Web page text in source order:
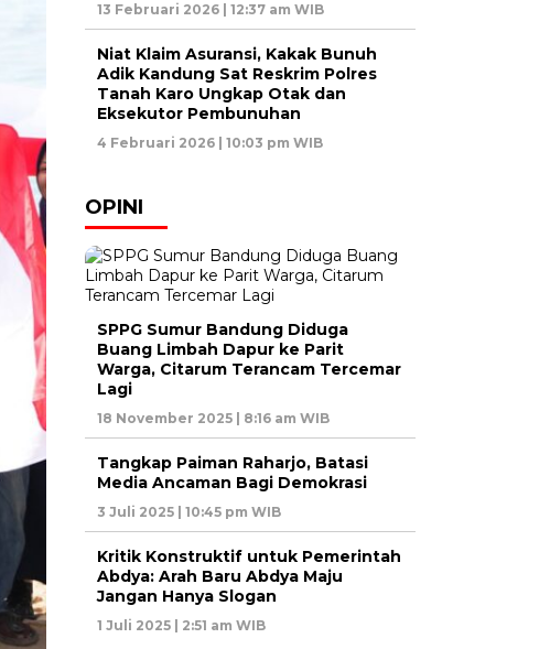
13 Februari 2026 | 12:37 am WIB
Niat Klaim Asuransi, Kakak Bunuh
Adik Kandung Sat Reskrim Polres
Tanah Karo Ungkap Otak dan
Eksekutor Pembunuhan
4 Februari 2026 | 10:03 pm WIB
OPINI
SPPG Sumur Bandung Diduga
Buang Limbah Dapur ke Parit
Warga, Citarum Terancam Tercemar
Lagi
18 November 2025 | 8:16 am WIB
Tangkap Paiman Raharjo, Batasi
Media Ancaman Bagi Demokrasi
3 Juli 2025 | 10:45 pm WIB
Kritik Konstruktif untuk Pemerintah
Abdya: Arah Baru Abdya Maju
Jangan Hanya Slogan
1 Juli 2025 | 2:51 am WIB